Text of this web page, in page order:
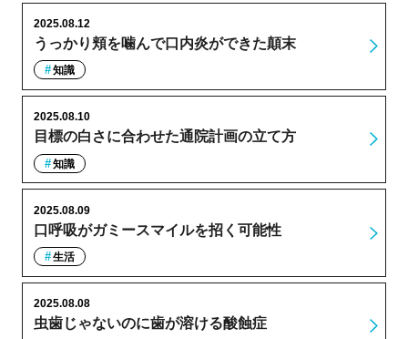
うっかり頬を噛んで口内炎ができた顛末
2025.08.12
知識
目標の白さに合わせた通院計画の立て方
2025.08.10
知識
口呼吸がガミースマイルを招く可能性
2025.08.09
生活
虫歯じゃないのに歯が溶ける酸蝕症
2025.08.08